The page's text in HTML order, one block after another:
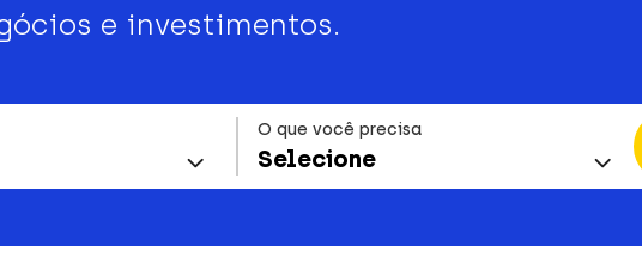
e investimentos.
O que você precisa
Selecione